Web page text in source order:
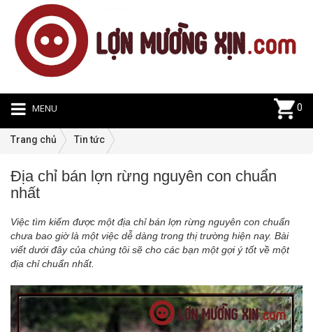
MENU 0
Trang chủ Tin tức
Địa chỉ bán lợn rừng nguyên con chuẩn
nhất
Việc tìm kiếm được một địa chỉ bán lợn rừng nguyên con chuẩn
chưa bao giờ là một việc dễ dàng trong thị trường hiện nay. Bài
viết dưới đây của chúng tôi sẽ cho các bạn một gợi ý tốt về một
địa chỉ chuẩn nhất.